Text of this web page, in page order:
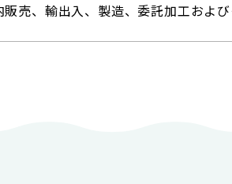
販売、輸出入、製造、委託加工およ